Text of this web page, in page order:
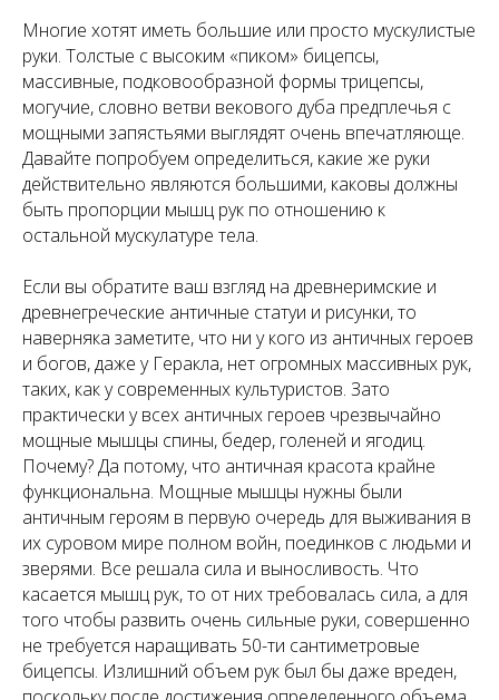
Многие хотят иметь большие или просто мускулистые
руки. Толстые с высоким «пиком» бицепсы,
массивные, подковообразной формы трицепсы,
могучие, словно ветви векового дуба предплечья с
мощными запястьями выглядят очень впечатляюще.
Давайте попробуем определиться, какие же руки
действительно являются большими, каковы должны
быть пропорции мышц рук по отношению к
остальной мускулатуре тела.
Если вы обратите ваш взгляд на древнеримские и
древнегреческие античные статуи и рисунки, то
наверняка заметите, что ни у кого из античных героев
и богов, даже у Геракла, нет огромных массивных рук,
таких, как у современных культуристов. Зато
практически у всех античных героев чрезвычайно
мощные мышцы спины, бедер, голеней и ягодиц.
Почему? Да потому, что античная красота крайне
функциональна. Мощные мышцы нужны были
античным героям в первую очередь для выживания в
их суровом мире полном войн, поединков с людьми и
зверями. Все решала сила и выносливость. Что
касается мышц рук, то от них требовалась сила, а для
того чтобы развить очень сильные руки, совершенно
не требуется наращивать 50-ти сантиметровые
бицепсы. Излишний объем рук был бы даже вреден,